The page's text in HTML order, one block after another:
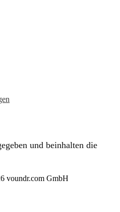
und beinhalten die
voundr.com GmbH